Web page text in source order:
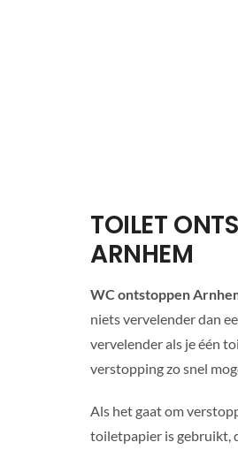
TOILET
ARNHEM
WC ontstoppen
niets vervelender dan
vervelender als je één
verstopping zo snel
Als het gaat om
toiletpapier is gebruikt,